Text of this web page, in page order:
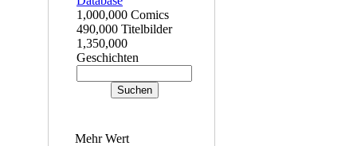
1,000,000 Comics
490,000 Titelbilder
1,350,000
Geschichten
Mehr Wert